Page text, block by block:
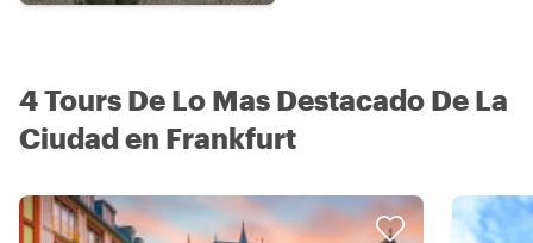
4 Tours De Lo Mas Destacado De La
Ciudad en Frankfurt